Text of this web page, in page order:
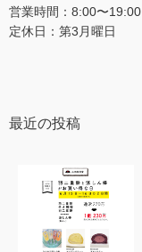
営業時間：8:00〜19:00
定休日：第3月曜日
最近の投稿